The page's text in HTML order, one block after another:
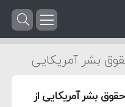
بشر آمریکایی
بشر آمریکایی از